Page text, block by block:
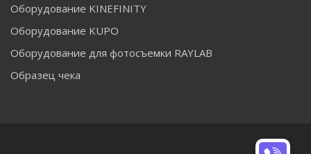
Оборудование KINEFINITY
Оборудование KUPO
Оборудование для фотосъемки RAYLAB
Образец чека